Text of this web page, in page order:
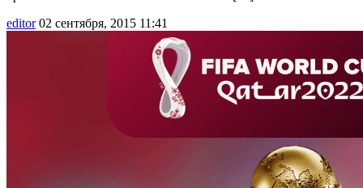
editor 02 сентября, 2015 11:41